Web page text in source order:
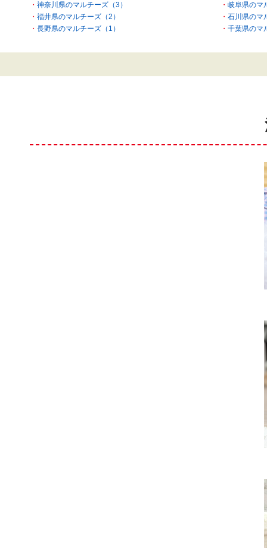
神奈川県のマルチーズ（3）
岐阜県のマ
福井県のマルチーズ（2）
石川県のマ
長野県のマルチーズ（1）
千葉県のマ